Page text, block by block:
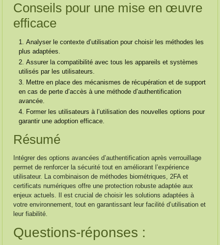
Conseils pour une mise en œuvre
efficace
Analyser le contexte d’utilisation pour choisir les méthodes les
plus adaptées.
Assurer la compatibilité avec tous les appareils et systèmes
utilisés par les utilisateurs.
Mettre en place des mécanismes de récupération et de support
en cas de perte d’accès à une méthode d’authentification
avancée.
Former les utilisateurs à l’utilisation des nouvelles options pour
garantir une adoption efficace.
Résumé
Intégrer des options avancées d’authentification après verrouillage
permet de renforcer la sécurité tout en améliorant l’expérience
utilisateur. La combinaison de méthodes biométriques, 2FA et
certificats numériques offre une protection robuste adaptée aux
enjeux actuels. Il est crucial de choisir les solutions adaptées à
votre environnement, tout en garantissant leur facilité d’utilisation et
leur fiabilité.
Questions-réponses :